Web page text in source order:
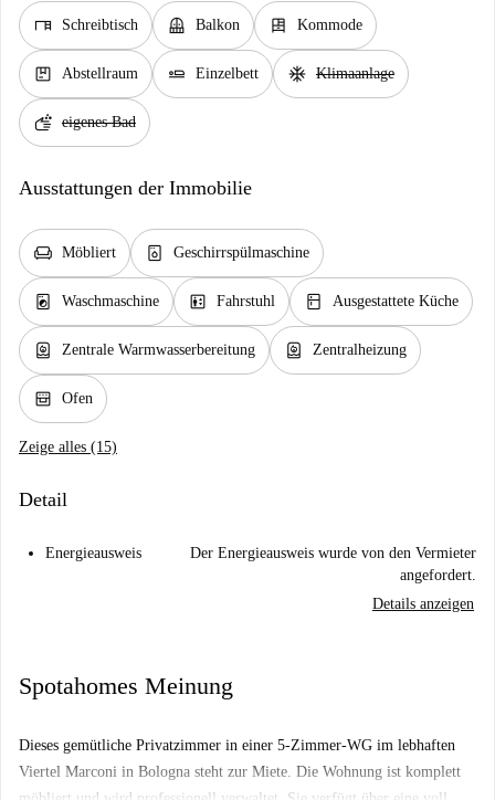
desk Schreibtisch balcony Balkon dresser Kommode
package Abstellraum airline_seat_flat Einzelbett ac_unit Klimaanlage
soap eigenes Bad
Ausstattungen der Immobilie
chair Möbliert dishwasher_gen Geschirrspülmaschine
local_laundry_service Waschmaschine elevator Fahrstuhl kitchen Ausgestattete Küche
water_heater Zentrale Warmwasserbereitung water_heater Zentralheizung
oven_gen Ofen
Zeige alles (15)
Detail
Energieausweis
Der Energieausweis wurde von den Vermieter
angefordert.
Details anzeigen
Spotahomes Meinung
Dieses gemütliche Privatzimmer in einer 5-Zimmer-WG im lebhaften
Viertel Marconi in Bologna steht zur Miete. Die Wohnung ist komplett